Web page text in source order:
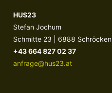
HUS23
Stefan Jochum
Schmitte 23 | 6888 Schröcken
+43 664 827 02 37
anfrage@hus23.at